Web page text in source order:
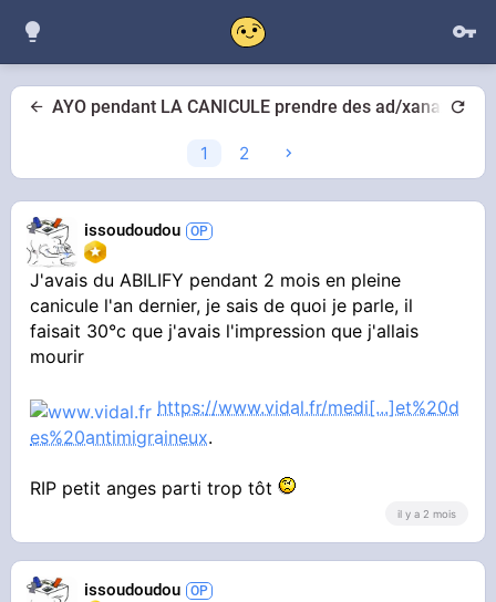
AYO pendant LA CANICULE prendre des ad/xanax/
1 2
issoudoudou
J'avais du ABILIFY pendant 2 mois en pleine
canicule l'an dernier, je sais de quoi je parle, il
faisait 30°c que j'avais l'impression que j'allais
mourir
https://www.vidal.fr/medi[...]et%20d
es%20antimigraineux.
RIP petit anges parti trop tôt
il y a 2 mois
issoudoudou